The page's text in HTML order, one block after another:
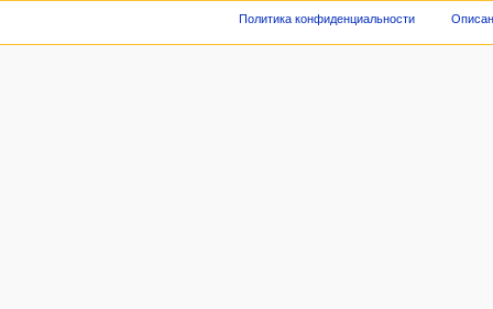
Политика конфиденциальности